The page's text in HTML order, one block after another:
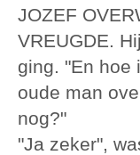
JOZEF
VREUGDE.
ging. "En hoe
oude man
nog?"
"Ja zeker",